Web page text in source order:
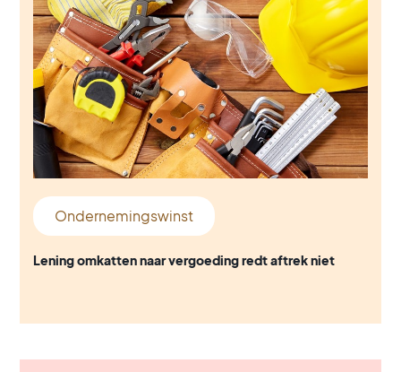
Ondernemingswinst
Lening omkatten naar vergoeding redt aftrek niet